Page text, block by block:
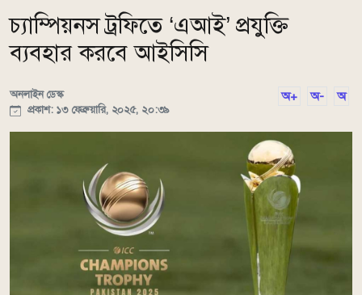
চ্যাম্পিয়নস ট্রফিতে ‘এআই’ প্রযুক্তি
ব্যবহার করবে আইসিসি
অনলাইন ডেস্ক
প্রকাশ: ১৩ ফেব্রুয়ারি, ২০২৫, ২০:৩৯
অ+ অ- অ